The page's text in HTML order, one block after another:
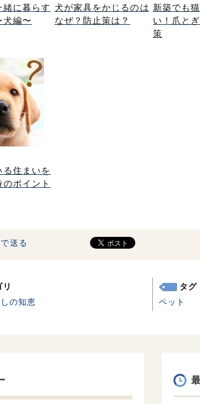
緒に暮らす
犬編〜
犬が家具をかじるのは
なぜ？防止策は？
新築でも
い！爪と
策
る住まいを
ポイント
の知恵
タグ
ペット